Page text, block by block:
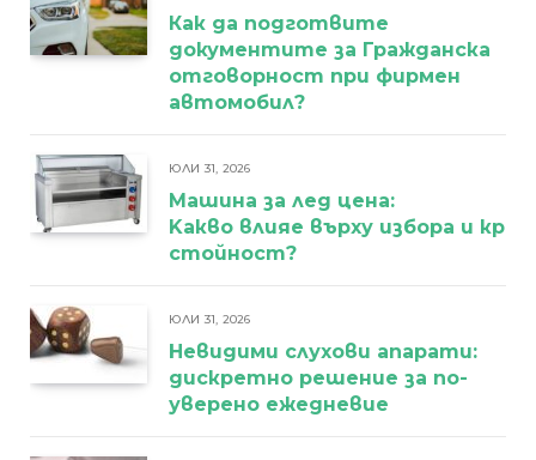
Как да подготвите
документите за Гражданска
отговорност при фирмен
автомобил?
ЮЛИ 31, 2026
Машина за лед цена:
Kакво влияе върху избора и
стойност?
ЮЛИ 31, 2026
Невидими слухови апарати:
дискретно решение за по-
уверено ежедневие